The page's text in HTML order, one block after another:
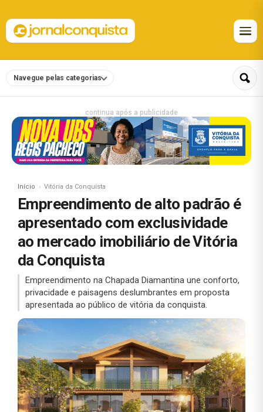
Navegue pelas categorias
continua após a publicidade
Início Vitória da Conquista
Empreendimento de alto padrão é
apresentado com exclusividade
ao mercado imobiliário de Vitória
da Conquista
Empreendimento na Chapada Diamantina une conforto,
privacidade e paisagens deslumbrantes em proposta
apresentada ao público de vitória da conquista.